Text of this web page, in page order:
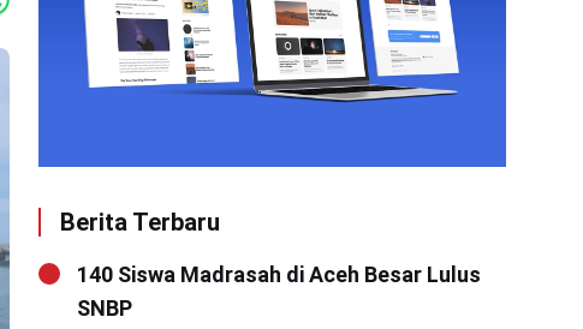
Berita Terbaru
140 Siswa Madrasah di Aceh Besar Lulus
SNBP